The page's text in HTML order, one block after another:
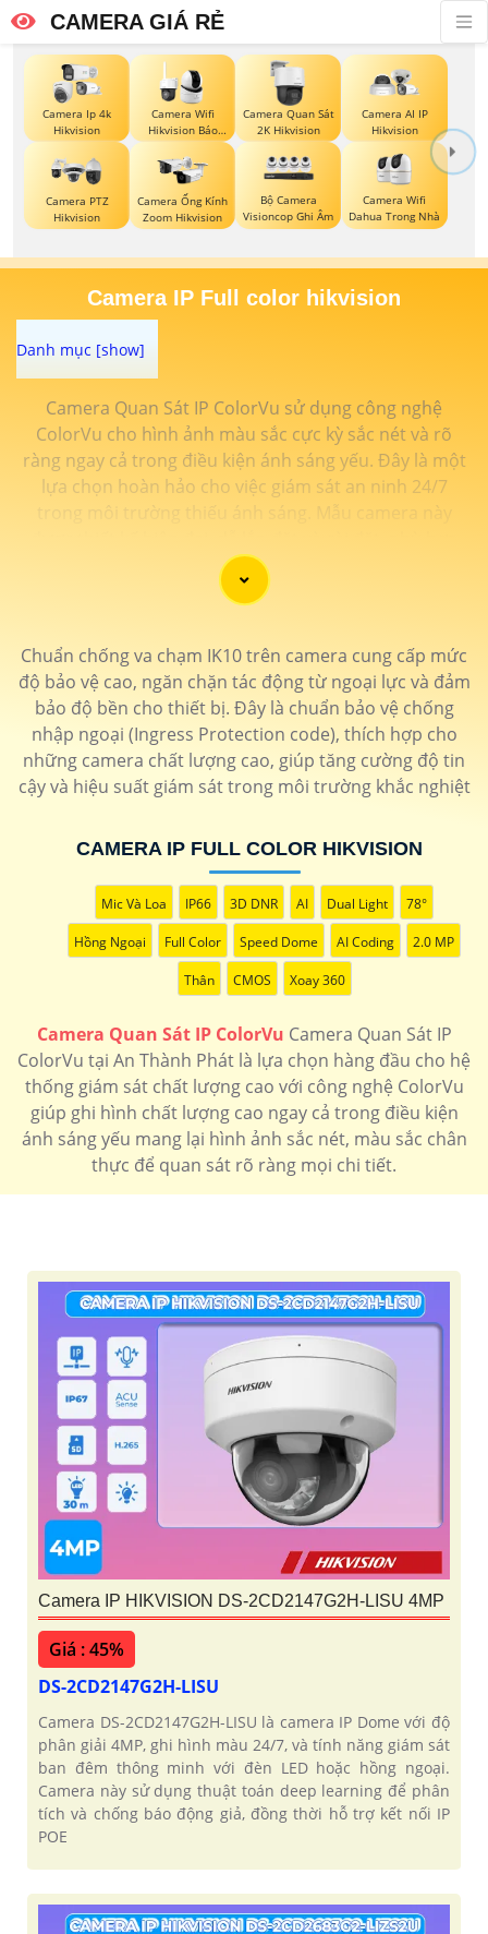
CAMERA GIÁ RẺ
Camera Ip 4k
Hikvision
Camera Wifi
Hikvision Báo
Động
Camera Quan Sát
2K Hikvision
Camera AI IP
Hikvision
Camera PTZ
Hikvision
Camera Ống Kính
Zoom Hikvision
Bộ Camera
Visioncop Ghi Âm
Camera Wifi
Dahua Trong Nhà
Camera IP Full color hikvision
Camera Quan Sát IP ColorVu sử dụng công nghệ
ColorVu cho hình ảnh màu sắc cực kỳ sắc nét và rõ
ràng ngay cả trong điều kiện ánh sáng yếu. Đây là một
lựa chọn hoàn hảo cho việc giám sát an ninh 24/7
trong môi trường thiếu ánh sáng. Mẫu camera này
với nhiều không gian như văn phòng, cửa hàng, gia
đình, hay nhà kho. Camera Quan Sát IP ColorVu cung
internet, giúp bạn dễ dàng theo dõi mọi hoạt động mọi
lúc mọi nơi thông qua ứng dụng di động.
'
Chuẩn chống va chạm IK10 trên camera cung cấp mức
độ bảo vệ cao, ngăn chặn tác động từ ngoại lực và đảm
bảo độ bền cho thiết bị. Đây là chuẩn bảo vệ chống
nhập ngoại (Ingress Protection code), thích hợp cho
những camera chất lượng cao, giúp tăng cường độ tin
cậy và hiệu suất giám sát trong môi trường khắc nghiệt
CAMERA IP FULL COLOR HIKVISION
Mic Và Loa IP66 3D DNR AI Dual Light 78°
Hồng Ngoại Full Color Speed Dome AI Coding 2.0 MP
Thân CMOS Xoay 360
Camera Quan Sát IP ColorVu Camera Quan Sát IP
ColorVu tại An Thành Phát là lựa chọn hàng đầu cho hệ
thống giám sát chất lượng cao với công nghệ ColorVu
giúp ghi hình chất lượng cao ngay cả trong điều kiện
ánh sáng yếu mang lại hình ảnh sắc nét, màu sắc chân
thực để quan sát rõ ràng mọi chi tiết.
Camera IP HIKVISION DS-2CD2147G2H-LISU 4MP
Giá : 45%
DS-2CD2147G2H-LISU
Camera DS-2CD2147G2H-LISU là camera IP Dome với độ
phân giải 4MP, ghi hình màu 24/7, và tính năng giám sát
ban đêm thông minh với đèn LED hoặc hồng ngoại.
Camera này sử dụng thuật toán deep learning để phân
tích và chống báo động giả, đồng thời hỗ trợ kết nối IP
POE